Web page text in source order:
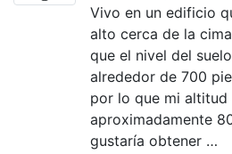
Vivo en un edificio
alto cerca de la
que el nivel del
alrededor de 700
por lo que mi altitud
aproximadamente
gustaría obtener …